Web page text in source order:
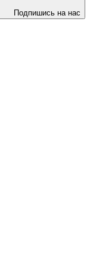
Подпишись на нас